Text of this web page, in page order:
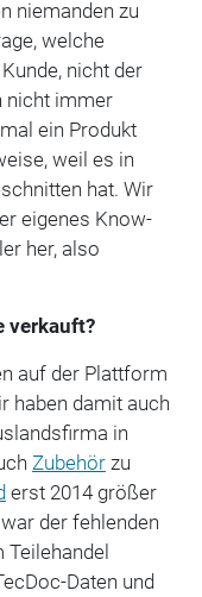
niemanden zu
welche
nicht der
nicht immer
ein Produkt
weil es in
hat. Wir
eigenes Know-
her, also
verkauft?
auf der Plattform
haben damit auch
in
Zubehörzu
erst 2014 größer
der fehlenden
Teilehandel
Daten und